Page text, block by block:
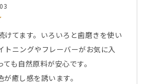
けてます。いろいろと歯磨きを使い
トニングやフレーバーがお気に入
も自然原料が安心です。
癒し感を誘います。